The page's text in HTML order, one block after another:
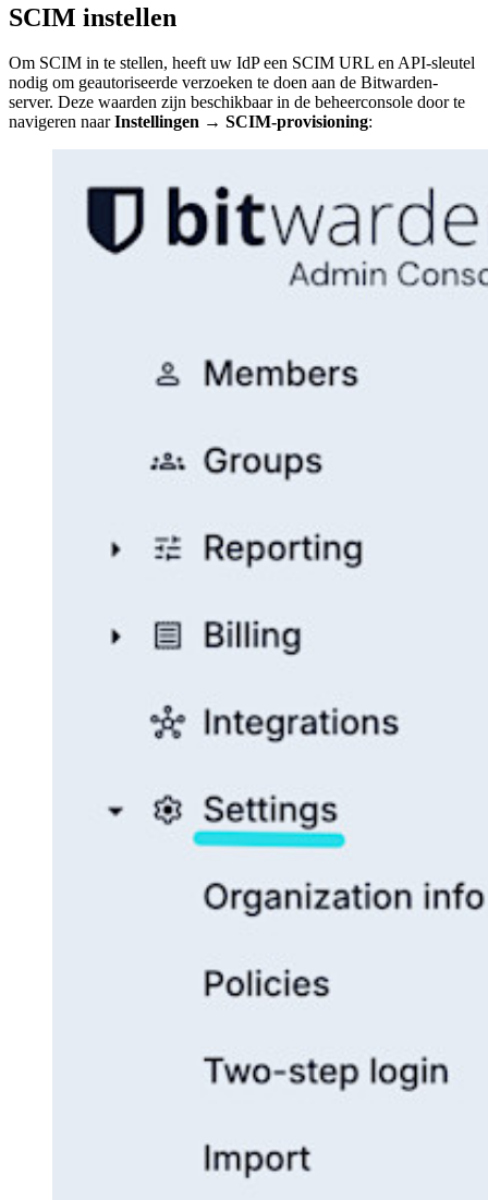
SCIM instellen
Om SCIM in te stellen, heeft uw IdP een SCIM URL en API-sleutel
nodig om geautoriseerde verzoeken te doen aan de Bitwarden-
server. Deze waarden zijn beschikbaar in de beheerconsole door te
navigeren naarInstellingen → SCIM-provisioning: